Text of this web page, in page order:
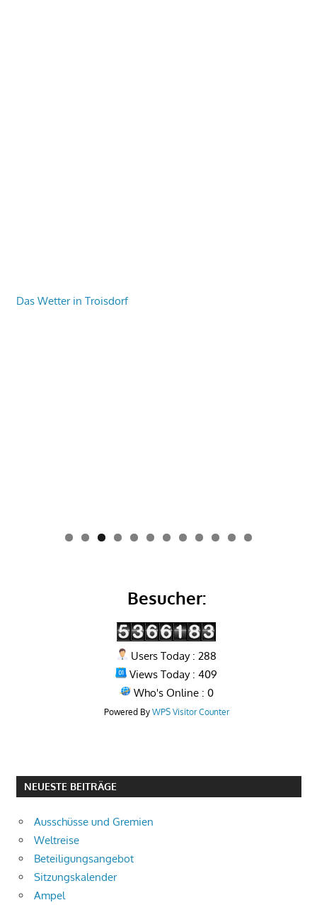
Das Wetter in Troisdorf
0 1 2
Besucher:
Users Today : 288
Views Today : 409
Who's Online : 0
Powered By WPS Visitor Counter
NEUESTE BEITRÄGE
Ausschüsse und Gremien
Weltreise
Beteiligungsangebot
Sitzungskalender
Ampel